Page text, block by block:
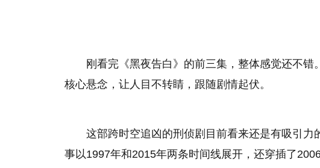
刚看完《黑夜告白》的前三集，整体感觉还不
核心悬念，让人目不转睛，跟随剧情起伏。
这部跨时空追凶的刑侦剧目前看来还是有吸引
事以1997年和2015年两条时间线展开，还穿插了